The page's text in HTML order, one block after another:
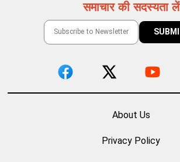
समाचार की सदस्यता लें
About Us
Privacy Policy